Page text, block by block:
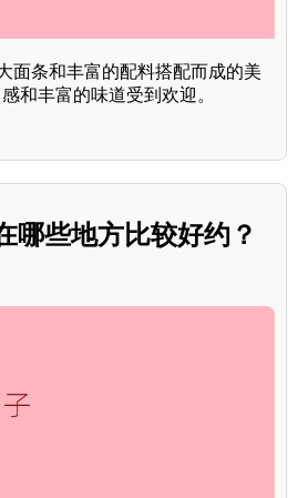
面条和丰富的配料搭配而成的美
和丰富的味道受到欢迎。
哪些地方比较好约？